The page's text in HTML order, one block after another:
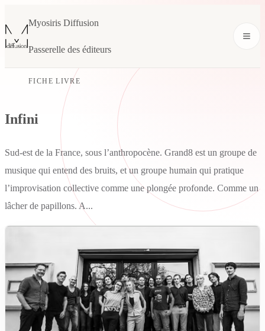
Myosiris Diffusion
Passerelle des éditeurs
FICHE LIVRE
Infini
Sud-est de la France, sous l’anthropocène. Grand8 est un groupe de
musique qui entend des bruits, et un groupe humain qui pratique
l’improvisation collective comme une plongée profonde. Comme un
lâcher de papillons. A...